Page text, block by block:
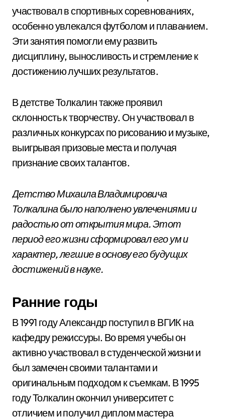
участвовал в спортивных соревнованиях,
особенно увлекался футболом и плаванием.
Эти занятия помогли ему развить
дисциплину, выносливость и стремление к
достижению лучших результатов.
В детстве Толкалин также проявил
склонность к творчеству. Он участвовал в
различных конкурсах по рисованию и музыке,
выигрывая призовые места и получая
признание своих талантов.
Детство Михаила Владимировича
Толкалина было наполнено увлечениями и
радостью от открытия мира. Этот
период его жизни сформировал его ум и
характер, легшие в основу его будущих
достижений в науке.
Ранние годы
В 1991 году Александр поступил в ВГИК на
кафедру режиссуры. Во время учебы он
активно участвовал в студенческой жизни и
был замечен своими талантами и
оригинальным подходом к съемкам. В 1995
году Толкалин окончил университет с
отличием и получил диплом мастера